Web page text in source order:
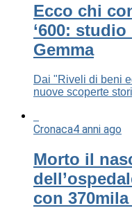
Ecco chi
‘600:
Gemma
Dai "Riveli di beni
nuove scoperte
Cronaca4 anni ago
Morto il
con